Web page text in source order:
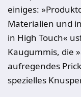
einiges:
Materialien und
in High Touch«
Kaugummis, die
aufregendes
spezielles